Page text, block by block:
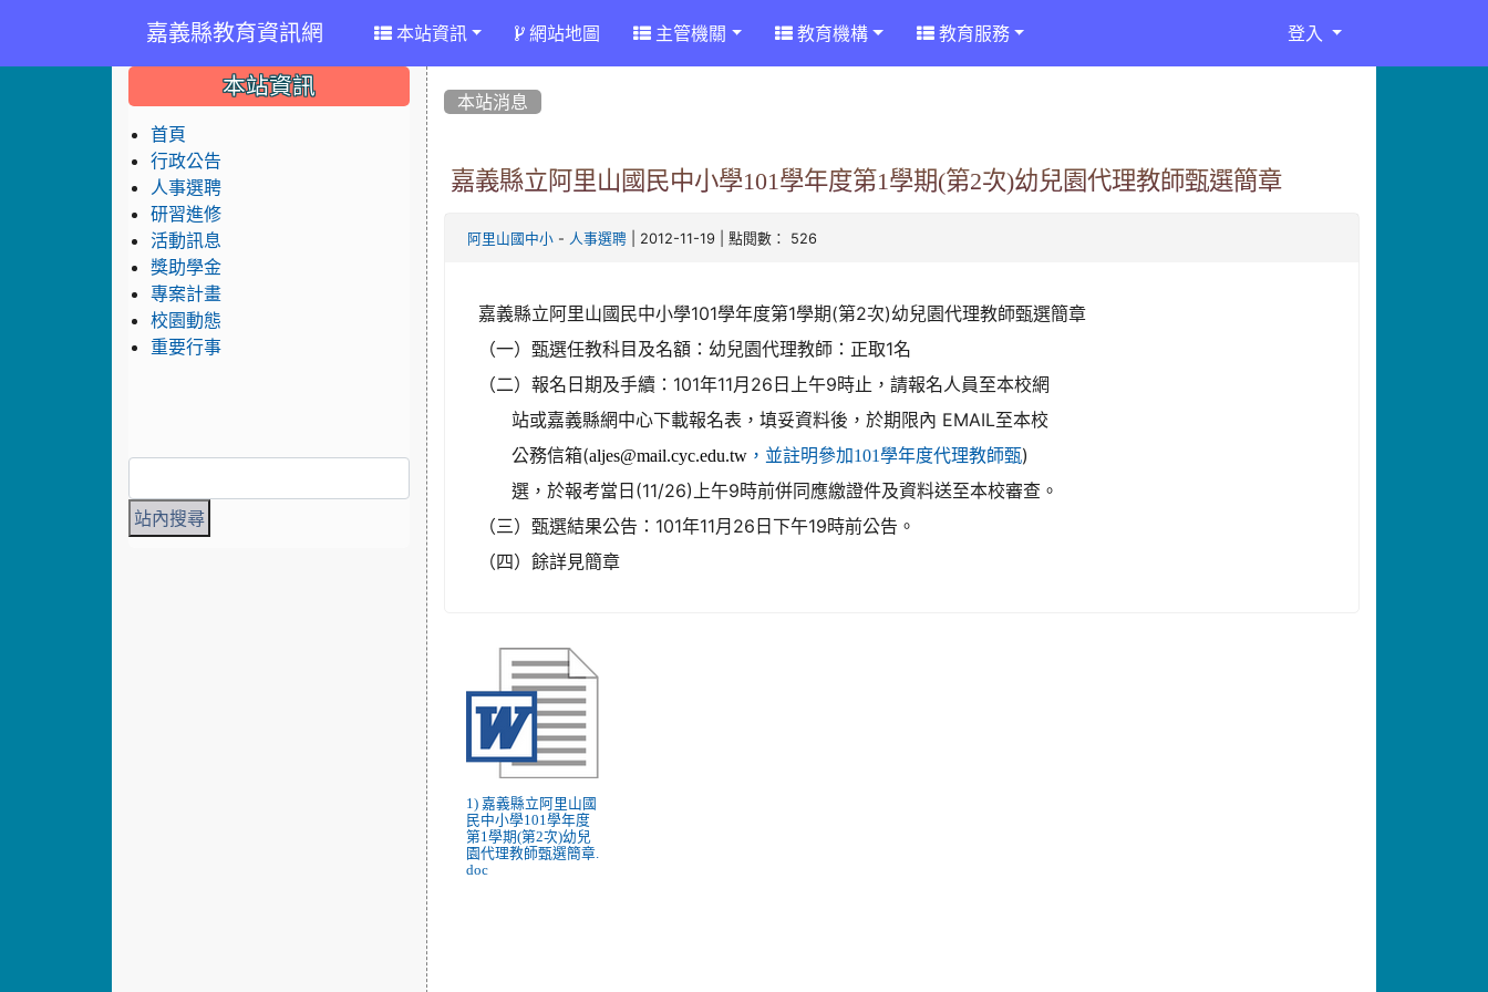
嘉義縣教育資訊網 本站資訊 網站地圖 主管機關 教育機構 教育服務 登入
本站消息
嘉義縣立阿里山國民中小學101學年度第1學期(第2次)幼兒園代理教師甄選簡章
阿里山國中小 - 人事選聘 | 2012-11-19 | 點閱數： 526
嘉義縣立阿里山國民中小學101學年度第1學期(第2次)幼兒園代理教師甄選簡章
（一）甄選任教科目及名額：幼兒園代理教師：正取1名
（二）報名日期及手續：101年11月26日上午9時止，請報名人員至本校網
站或嘉義縣網中心下載報名表，填妥資料後，於期限內 EMAIL至本校
公務信箱(aljes@mail.cyc.edu.tw ，並註明參加101學年度代理教師甄)
選，於報考當日(11/26)上午9時前併同應繳證件及資料送至本校審查。
（三）甄選結果公告：101年11月26日下午19時前公告。
（四）餘詳見簡章
1) 嘉義縣立阿里山國
民中小學101學年度
第1學期(第2次)幼兒
園代理教師甄選簡章.
doc
::: 本站資訊
首頁
行政公告
人事選聘
研習進修
活動訊息
獎助學金
專案計畫
校園動態
重要行事